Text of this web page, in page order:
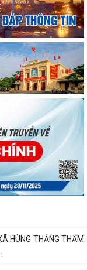
hiện Nghị quyết Hội
huấn lý luận chính
LÝ "UỐNG NƯỚC
KẾT CÔNG TÁC MẶT
HÙNG THẮNG THẨM